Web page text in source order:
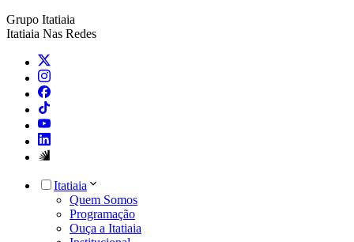
Grupo Itatiaia
Itatiaia Nas Redes
Itatiaia
Quem Somos
Programação
Ouça a Itatiaia